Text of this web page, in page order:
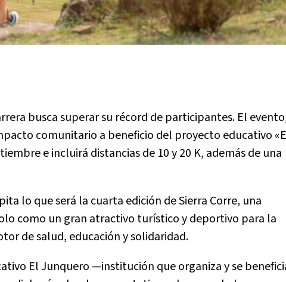
busca superar su récord de participantes. El
comunitario a beneficio del proyecto educativo
e incluirá distancias de 10 y 20 K, además de una
lo que será la cuarta edición de Sierra Corre, una
como un gran atractivo turístico y deportivo para la
de salud, educación y solidaridad.
El Junquero —institución que organiza y se